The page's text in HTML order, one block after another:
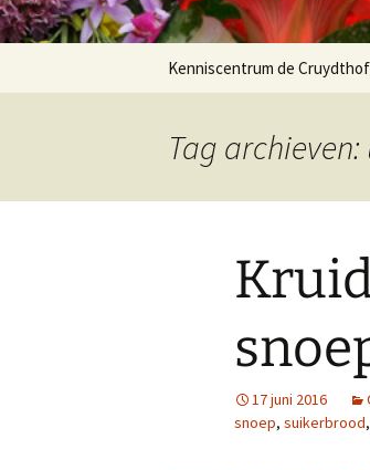
Kenniscentrum de Cruydthof
Tag
17 juni 2016
snoep, suikerbrood,